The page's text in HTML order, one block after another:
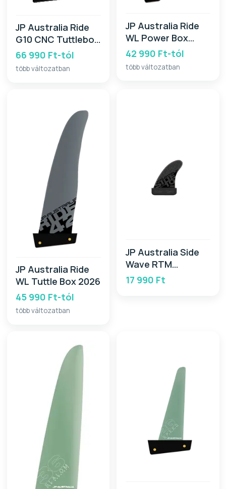
JP Australia Ride
G10 CNC Tuttlebox
2026
66 990 Ft-tól
több változatban
JP Australia Ride
WL Power Box
2026
42 990 Ft-tól
több változatban
JP Australia Ride
WL Tuttle Box 2026
45 990 Ft-tól
több változatban
JP Australia Side
Wave RTM
CARBON Fin SB
17 990 Ft